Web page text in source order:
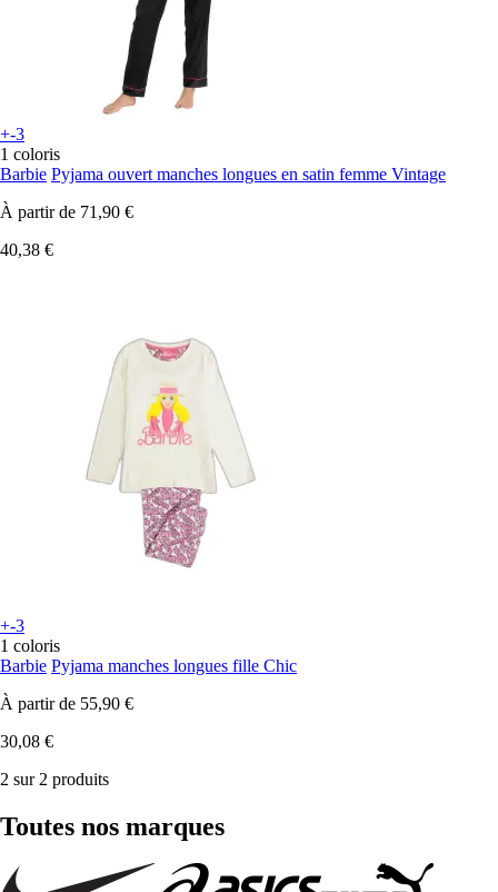
+-3
1 coloris
Barbie Pyjama ouvert manches longues en satin femme Vintage
À partir de 71,90 €
40,38 €
+-3
1 coloris
Barbie Pyjama manches longues fille Chic
À partir de 55,90 €
30,08 €
2 sur 2 produits
Toutes nos marques